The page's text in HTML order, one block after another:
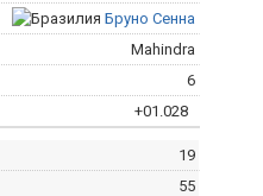
Бруно Сенна
Mahindra
6
+01.028
19
55